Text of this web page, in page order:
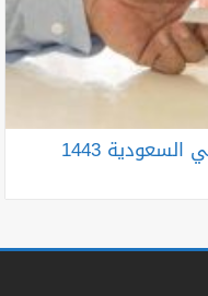
شروط قرض العاطلين عن العمل في السعودية 1443